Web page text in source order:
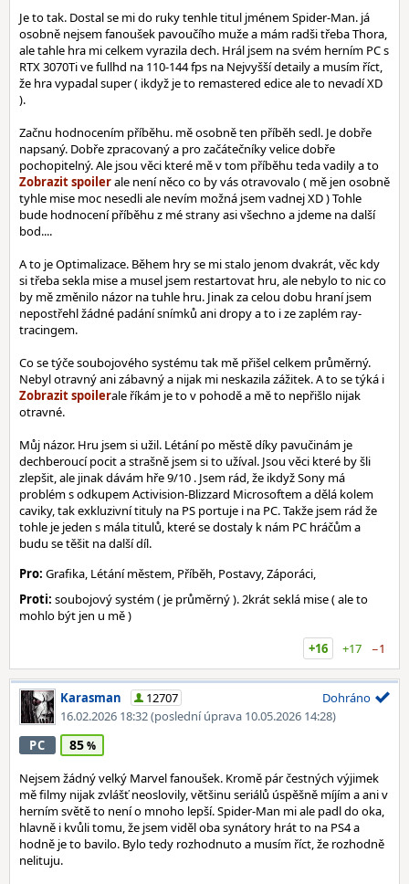
Je to tak. Dostal se mi do ruky tenhle titul jménem Spider-Man. já
osobně nejsem fanoušek pavoučího muže a mám radši třeba Thora,
ale tahle hra mi celkem vyrazila dech. Hrál jsem na svém herním PC s
RTX 3070Ti ve fullhd na 110-144 fps na Nejvyšší detaily a musím říct,
že hra vypadal super ( ikdyž je to remastered edice ale to nevadí XD
).
Začnu hodnocením příběhu. mě osobně ten příběh sedl. Je dobře
napsaný. Dobře zpracovaný a pro začátečníky velice dobře
pochopitelný. Ale jsou věci které mě v tom příběhu teda vadily a to
ale není něco co by vás otravovalo ( mě jen osobně
tyhle mise moc nesedli ale nevím možná jsem vadnej XD ) Tohle
bude hodnocení příběhu z mé strany asi všechno a jdeme na další
bod....
A to je Optimalizace. Během hry se mi stalo jenom dvakrát, věc kdy
si třeba sekla mise a musel jsem restartovat hru, ale nebylo to nic co
by mě změnilo názor na tuhle hru. Jinak za celou dobu hraní jsem
nepostřehl žádné padání snímků ani dropy a to i ze zaplém ray-
tracingem.
Co se týče soubojového systému tak mě přišel celkem průměrný.
Nebyl otravný ani zábavný a nijak mi neskazila zážitek. A to se týká i
ale říkám je to v pohodě a mě to nepřišlo nijak
otravné.
Můj názor. Hru jsem si užil. Létání po městě díky pavučinám je
dechberoucí pocit a strašně jsem si to užíval. Jsou věci které by šli
zlepšit, ale jinak dávám hře 9/10 . Jsem rád, že ikdyž Sony má
problém s odkupem Activision-Blizzard Microsoftem a dělá kolem
caviky, tak exkluzivní tituly na PS portuje i na PC. Takže jsem rád že
tohle je jeden s mála titulů, které se dostaly k nám PC hráčům a
budu se těšit na další díl.
Pro: Grafika, Létání městem, Příběh, Postavy, Záporáci,
Proti: soubojový systém ( je průměrný ). 2krát seklá mise ( ale to
mohlo být jen u mě )
+16
+17 −1
Karasman
12707
16.02.2026 18:32(poslední úprava 10.05.2026 14:28)
Dohráno
PC 85
Nejsem žádný velký Marvel fanoušek. Kromě pár čestných výjimek
mě filmy nijak zvlášť neoslovily, většinu seriálů úspěšně míjím a ani v
herním světě to není o mnoho lepší. Spider-Man mi ale padl do oka,
hlavně i kvůli tomu, že jsem viděl oba synátory hrát to na PS4 a
hodně je to bavilo. Bylo tedy rozhodnuto a musím říct, že rozhodně
nelituju.